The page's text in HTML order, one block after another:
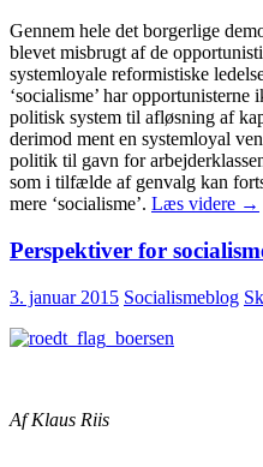
Gennem hele det borgerlige
blevet misbrugt af de
systemloyale reformistiske
‘socialisme’ har
politisk system til afløsning af
derimod ment en systemloyal
politik til gavn for
som i tilfælde af genvalg kan
mere ‘socialisme’. Læs videre En
af
→
Perspektiver for
3. januar 2015 Socialismeblog
Af Klaus Riis